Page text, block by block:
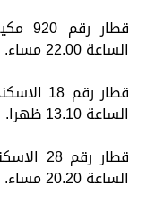
قطار
الساعة 22.00 مساء.
قطار
الساعة 13.10 ظهرا.
قطار
الساعة 20.20 مساء.